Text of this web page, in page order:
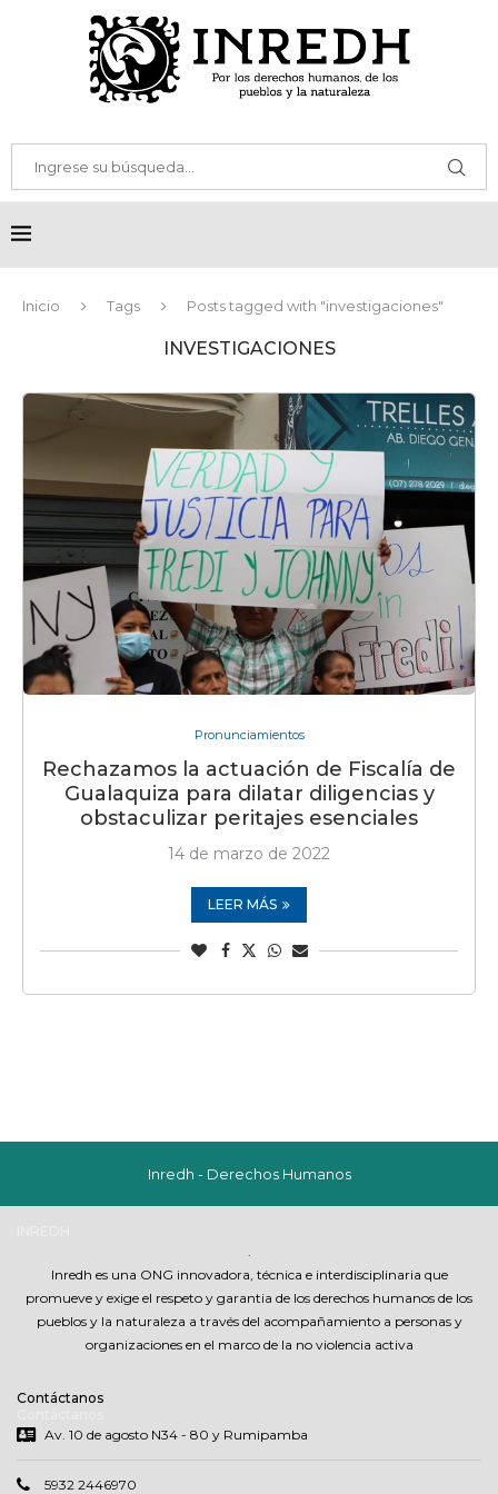
Inicio Tags Posts tagged with "investigaciones"
INVESTIGACIONES
Pronunciamientos
Rechazamos la actuación de Fiscalía de
Gualaquiza para dilatar diligencias y
obstaculizar peritajes esenciales
14 de marzo de 2022
LEER MÁS
Inredh - Derechos Humanos
Inredh es una ONG innovadora, técnica e interdisciplinaria que
promueve y exige el respeto y garantia de los derechos humanos de los
pueblos y la naturaleza a través del acompañamiento a personas y
organizaciones en el marco de la no violencia activa
Contáctanos
Av. 10 de agosto N34 - 80 y Rumipamba
5932 2446970